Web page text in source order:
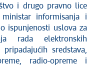
i drugo pravno lice
informisanja i
ispunjenosti uslova za
rada elektronskih
sredstava,
radio-opreme i